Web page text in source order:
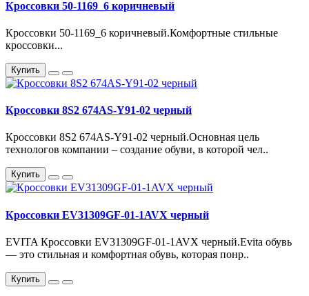
Кроссовки 50-1169_6 коричневый
Кроссовки 50-1169_6 коричневый.Комфортные стильные
кроссовки...
Купить
Кроссовки 8S2 674AS-Y91-02 черный
Кроссовки 8S2 674AS-Y91-02 черный.Основная цель
технологов компании – создание обуви, в которой чел..
Купить
Кроссовки EV31309GF-01-1AVX черный
EVITA Кроссовки EV31309GF-01-1AVX черный.Evita обувь
— это стильная и комфортная обувь, которая понр..
Купить